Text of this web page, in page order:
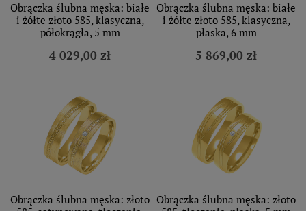
Obrączka ślubna męska: białe
i żółte złoto 585, klasyczna,
półokrągła, 5 mm
4 029,00 zł
Obrączka ślubna męska: białe
i żółte złoto 585, klasyczna,
płaska, 6 mm
5 869,00 zł
Obrączka ślubna męska: złoto Obrączka ślubna męska: złoto